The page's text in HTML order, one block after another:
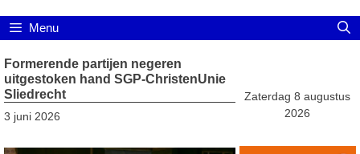
Menu
Formerende partijen negeren
uitgestoken hand SGP-ChristenUnie
Sliedrecht
3 juni 2026
Zaterdag 8 augustus
2026